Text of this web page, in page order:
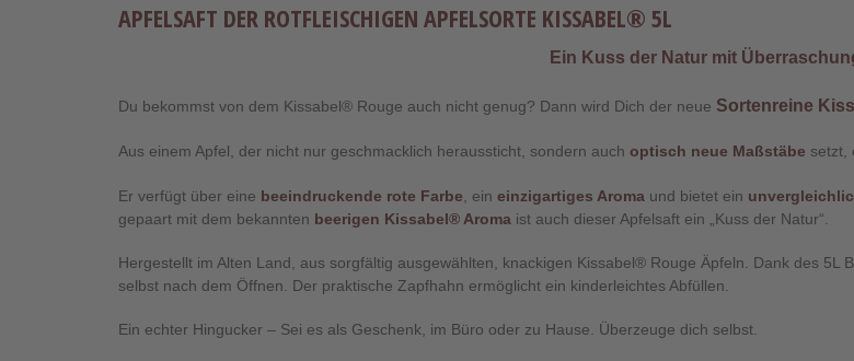
APFELSAFT DER ROTFLEISCHIGEN APFELSORTE KISSABEL® 5L
Ein Kuss der Natur mit
Du bekommst von dem Kissabel® Rouge auch nicht genug? Dann wird Dich der neue Sortenreine
Aus einem Apfel, der nicht nur geschmacklich heraussticht, sondern auch optisch neue Maßstäbe setzt,
Er verfügt über eine beeindruckende rote Farbe , ein einzigartiges Aroma und bietet ein
gepaart mit dem bekannten beerigen Kissabel® Aroma ist auch dieser Apfelsaft ein „Kuss der Natur“.
Hergestellt im Alten Land, aus sorgfältig ausgewählten, knackigen Kissabel® Rouge Äpfeln. Dank des 5L
selbst nach dem Öffnen. Der praktische Zapfhahn ermöglicht ein kinderleichtes Abfüllen.
Ein echter Hingucker – Sei es als Geschenk, im Büro oder zu Hause. Überzeuge dich selbst.